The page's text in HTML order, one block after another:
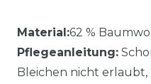
Material:62 %
Pflegeanleitung:
Bleichen nicht erlaubt,